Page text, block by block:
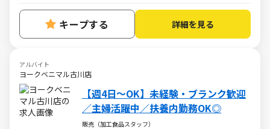
キープする 詳細を見る
アルバイト
ヨークベニマル古川店
【週4日～OK】未経験・ブランク歓迎
／主婦活躍中／扶養内勤務OK◎
販売（加工食品スタッフ）